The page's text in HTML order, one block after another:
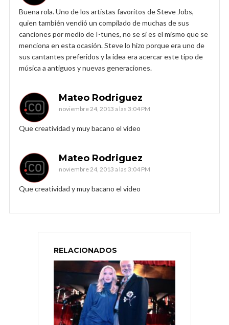
Buena rola. Uno de los artistas favoritos de Steve Jobs,
quien también vendió un compilado de muchas de sus
canciones por medio de I-tunes, no se si es el mismo que se
menciona en esta ocasión. Steve lo hizo porque era uno de
sus cantantes preferidos y la idea era acercar este tipo de
música a antiguos y nuevas generaciones.
Mateo Rodriguez
noviembre 24, 2013 a las 3:04 PM
Que creatividad y muy bacano el video
Mateo Rodriguez
noviembre 24, 2013 a las 3:04 PM
Que creatividad y muy bacano el video
RELACIONADOS